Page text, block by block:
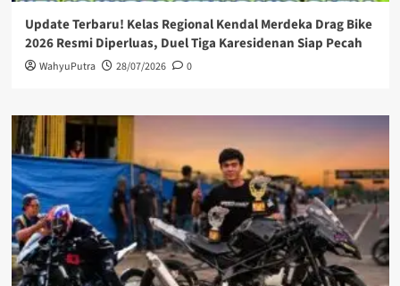
Update Terbaru! Kelas Regional Kendal Merdeka Drag Bike
2026 Resmi Diperluas, Duel Tiga Karesidenan Siap Pecah
WahyuPutra 28/07/2026 0